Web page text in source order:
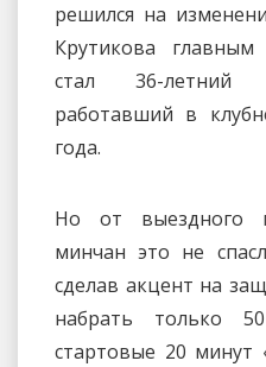
решился на
Крутикова главным
стал 36-летний
работавший в
года.
Но от выездного
минчан это не
сделав акцент на
набрать только
стартовые 20 минут